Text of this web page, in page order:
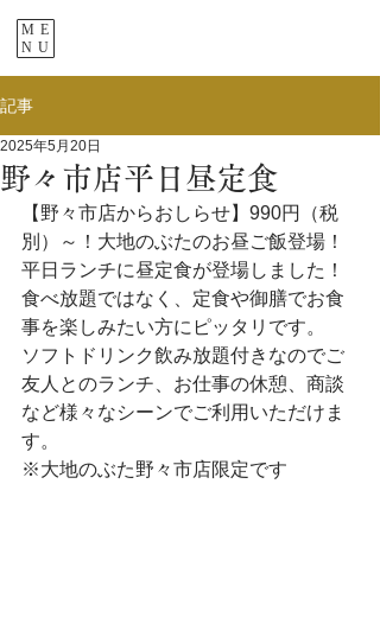
ME
NU
記事
野々市店平日昼定食
2025年5月20日
【野々市店からおしらせ】990円（税
別）～！大地のぶたのお昼ご飯登場！
平日ランチに昼定食が登場しました！
食べ放題ではなく、定食や御膳でお食
事を楽しみたい方にピッタリです。
ソフトドリンク飲み放題付きなのでご
友人とのランチ、お仕事の休憩、商談
など様々なシーンでご利用いただけま
す。
※大地のぶた野々市店限定です